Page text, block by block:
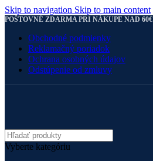
Skip to navigation Skip to main content
POŠTOVNÉ ZDARMA PRI NÁKUPE NAD 60€
Obchodné podmienky
Reklamačný poriadok
Ochrana osobných údajov
Odstúpenie od zmluvy
Vyberte kategóriu